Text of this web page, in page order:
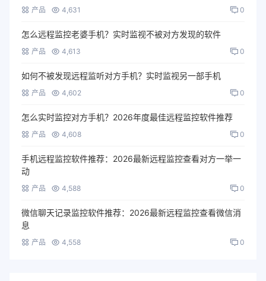
产品 4,631 0
怎么远程监控老婆手机？实时监视不被对方发现的软件
产品 4,613 0
如何不被发现远程监听对方手机？实时监视另一部手机
产品 4,602 0
怎么实时监控对方手机？2026年度最佳远程监控软件推荐
产品 4,608 0
手机远程监控软件推荐：2026最新远程监控查看对方一举一
动
产品 4,588 0
微信聊天记录监控软件推荐：2026最新远程监控查看微信消
息
产品 4,558 0